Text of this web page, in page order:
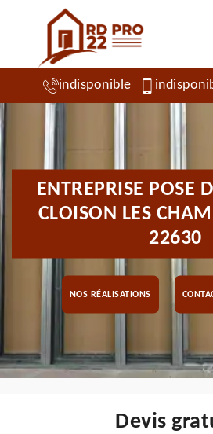
indisponible
ENTREPRISE POSE
CLOISON LES
22630
NOS RÉALISATIONS
Devis